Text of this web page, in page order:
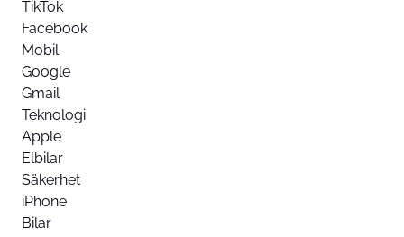
TikTok
Facebook
Mobil
Google
Gmail
Teknologi
Apple
Elbilar
Säkerhet
iPhone
Bilar